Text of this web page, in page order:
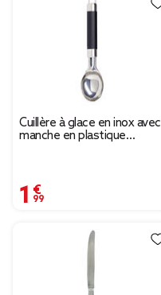
Cuillère à glace en inox avec
manche en plastique
1,99 €